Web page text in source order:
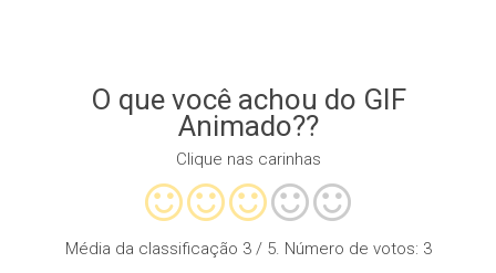
O que você achou do GIF
Animado??
Clique nas carinhas
Média da classificação 3/ 5. Número de votos: 3